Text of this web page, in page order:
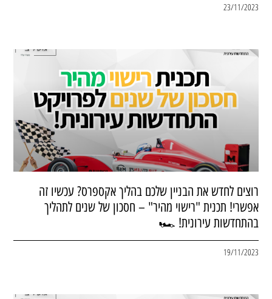
23/11/2023
רוצים לחדש את הבניין שלכם בהליך אקספרס? עכשיו זה
אפשרי! תכנית "רישוי מהיר" – חסכון של שנים לתהליך
בהתחדשות עירונית! 🏎
19/11/2023